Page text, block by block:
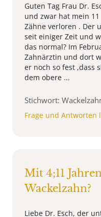
Guten Tag Frau Dr.
und zwar hat mein
Zähne verloren . Der
seit einiger Zeit und
das normal? Im
Zahnärztin und dort
er noch so fest ,dass
dem obere ...
Stichwort:
Frage und Antworten
Mit 4;11
Wackelzahn?
Liebe Dr. Esch, der